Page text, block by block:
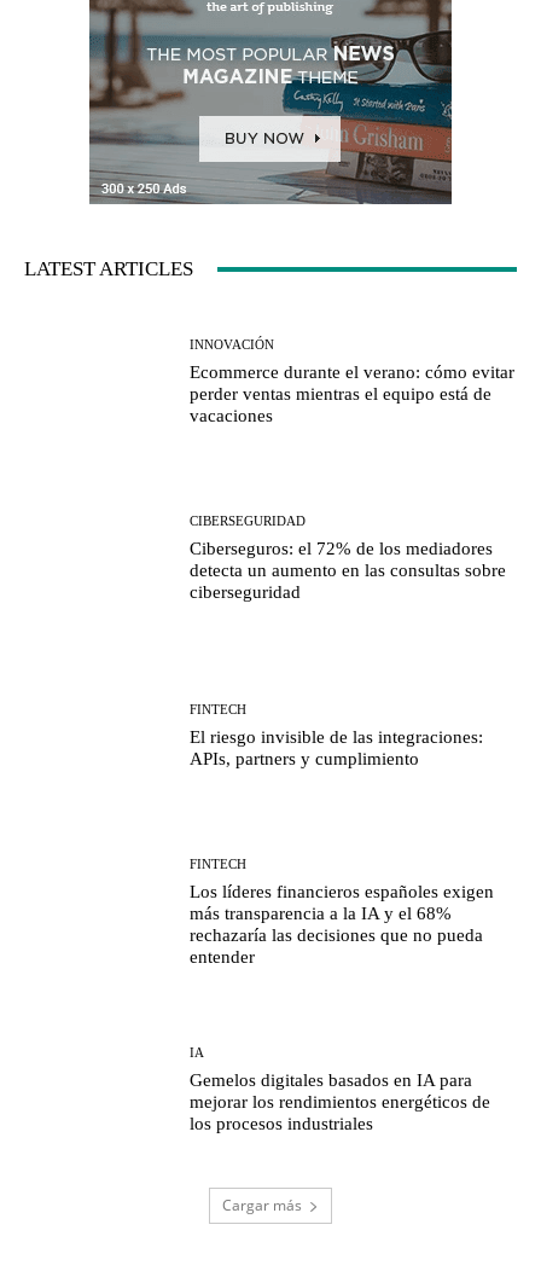
LATEST ARTICLES
INNOVACIÓN
Ecommerce durante el verano: cómo evitar
perder ventas mientras el equipo está de
vacaciones
CIBERSEGURIDAD
Ciberseguros: el 72% de los mediadores
detecta un aumento en las consultas sobre
ciberseguridad
FINTECH
El riesgo invisible de las integraciones:
APIs, partners y cumplimiento
FINTECH
Los líderes financieros españoles exigen
más transparencia a la IA y el 68%
rechazaría las decisiones que no pueda
entender
IA
Gemelos digitales basados en IA para
mejorar los rendimientos energéticos de
los procesos industriales
Cargar más